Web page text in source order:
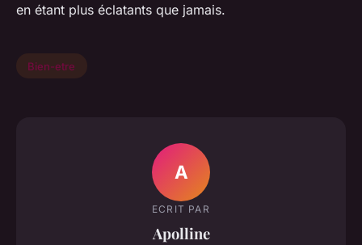
en étant plus éclatants que jamais.
Bien-etre
A
ECRIT PAR
Apolline